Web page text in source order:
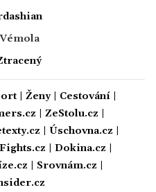
| Ženy| Cestování|
ZeStolu.cz
Úschovna.cz
Fights.cz Dokina.cz
Srovnám.cz